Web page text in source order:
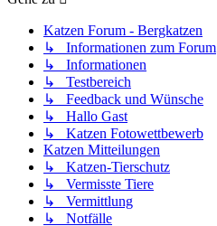
Katzen Forum - Bergkatzen
↳ Informationen zum Forum
↳ Informationen
↳ Testbereich
↳ Feedback und Wünsche
↳ Hallo Gast
↳ Katzen Fotowettbewerb
Katzen Mitteilungen
↳ Katzen-Tierschutz
↳ Vermisste Tiere
↳ Vermittlung
↳ Notfälle